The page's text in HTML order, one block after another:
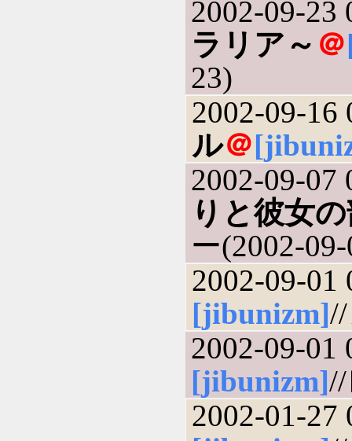
2002-09-23
ラリア～ ＠
23)
2002-09-16
ル＠
2002-09-07
りと彼女
ー(2002-
2002-09-01
[jibunizm]
2002-09-01
[jibunizm]
2002-01-27